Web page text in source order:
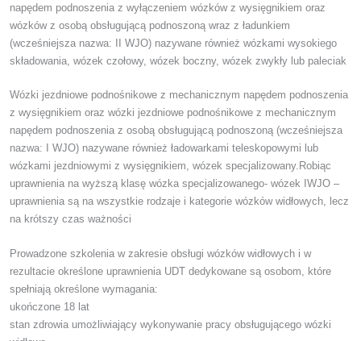
napędem podnoszenia z wyłączeniem wózków z wysięgnikiem oraz
wózków z osobą obsługującą podnoszoną wraz z ładunkiem
(wcześniejsza nazwa: II WJO) nazywane również wózkami wysokiego
składowania, wózek czołowy, wózek boczny, wózek zwykły lub paleciak
Wózki jezdniowe podnośnikowe z mechanicznym napędem podnoszenia
z wysięgnikiem oraz wózki jezdniowe podnośnikowe z mechanicznym
napędem podnoszenia z osobą obsługującą podnoszoną (wcześniejsza
nazwa: I WJO) nazywane również ładowarkami teleskopowymi lub
wózkami jezdniowymi z wysięgnikiem, wózek specjalizowany.Robiąc
uprawnienia na wyższą klasę wózka specjalizowanego- wózek IWJO –
uprawnienia są na wszystkie rodzaje i kategorie wózków widłowych, lecz
na krótszy czas ważności
Prowadzone szkolenia w zakresie obsługi wózków widłowych i w
rezultacie określone uprawnienia UDT dedykowane są osobom, które
spełniają określone wymagania:
ukończone 18 lat
stan zdrowia umożliwiający wykonywanie pracy obsługującego wózki